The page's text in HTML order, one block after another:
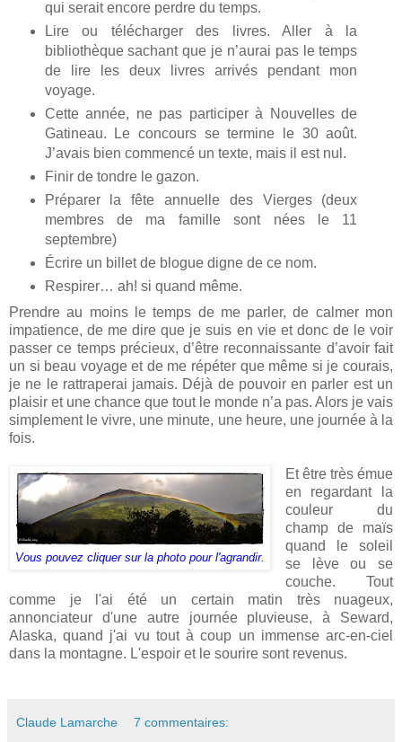
qui serait encore perdre du temps.
Lire ou télécharger des livres. Aller à la
bibliothèque sachant que je n’aurai pas le temps
de lire les deux livres arrivés pendant mon
voyage.
Cette année, ne pas participer à Nouvelles de
Gatineau. Le concours se termine le 30 août.
J’avais bien commencé un texte, mais il est nul.
Finir de tondre le gazon.
Préparer la fête annuelle des Vierges (deux
membres de ma famille sont nées le 11
septembre)
Écrire un billet de blogue digne de ce nom.
Respirer… ah! si quand même.
Prendre au moins le temps de me parler, de calmer mon
impatience, de me dire que je suis en vie et donc de le voir
passer ce temps précieux, d’être reconnaissante d’avoir fait
un si beau voyage et de me répéter que même si je courais,
je ne le rattraperai jamais. Déjà de pouvoir en parler est un
plaisir et une chance que tout le monde n’a pas. Alors je vais
simplement le vivre, une minute, une heure, une journée à la
fois.
Vous pouvez cliquer sur la photo pour l'agrandir.
Et être très émue
en regardant la
couleur du
champ de maïs
quand le soleil
se lève ou se
couche. Tout
comme je l'ai été un certain matin très nuageux,
annonciateur d'une autre journée pluvieuse, à Seward,
Alaska, quand j'ai vu tout à coup un immense arc-en-ciel
dans la montagne. L'espoir et le sourire sont revenus.
Claude Lamarche 7 commentaires: